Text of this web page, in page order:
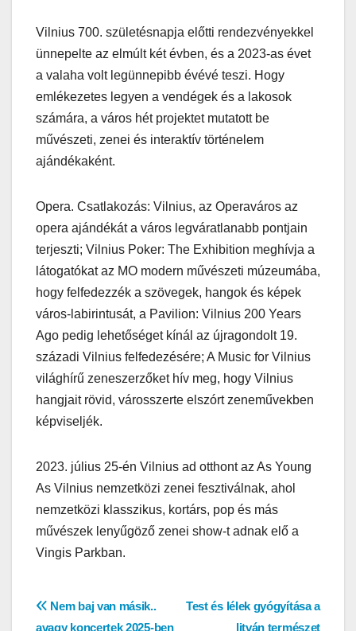
Vilnius 700. születésnapja előtti rendezvényekkel
ünnepelte az elmúlt két évben, és a 2023-as évet
a valaha volt legünnepibb évévé teszi. Hogy
emlékezetes legyen a vendégek és a lakosok
számára, a város hét projektet mutatott be
művészeti, zenei és interaktív történelem
ajándékaként.
Opera. Csatlakozás: Vilnius, az Operaváros az
opera ajándékát a város legváratlanabb pontjain
terjeszti; Vilnius Poker: The Exhibition meghívja a
látogatókat az MO modern művészeti múzeumába,
hogy felfedezzék a szövegek, hangok és képek
város-labirintusát, a Pavilion: Vilnius 200 Years
Ago pedig lehetőséget kínál az újragondolt 19.
századi Vilnius felfedezésére; A Music for Vilnius
világhírű zeneszerzőket hív meg, hogy Vilnius
hangjait rövid, városszerte elszórt zeneművekben
képviseljék.
2023. július 25-én Vilnius ad otthont az As Young
As Vilnius nemzetközi zenei fesztiválnak, ahol
nemzetközi klasszikus, kortárs, pop és más
művészek lenyűgöző zenei show-t adnak elő a
Vingis Parkban.
Bejegyzés
Test és lélek gyógyítása a
litván természet
Nem baj van másik..
avagy koncertek 2025-ben